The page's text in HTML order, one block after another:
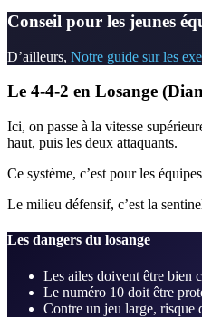
Conseil pour les jeunes
D’ailleurs, Notre guide sur les
Le 4-4-2 en Losange
Ici, on passe à la vitesse
haut, puis les deux attaquants.
Ce système, c’est pour les
Le milieu défensif, c’est la
Les dangers du losange
Les ailes doivent être bien
Le numéro 10 doit être
Contre un jeu large, risque